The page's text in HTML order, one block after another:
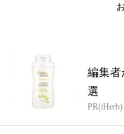
編集者
選
PR(iHerb)